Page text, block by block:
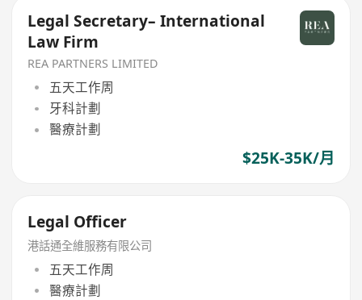
Legal Secretary– International
Law Firm
REA PARTNERS LIMITED
五天工作周
牙科計劃
醫療計劃
$25K-35K/月
Legal Officer
港話通全維服務有限公司
五天工作周
醫療計劃